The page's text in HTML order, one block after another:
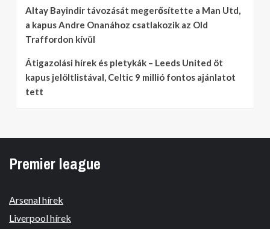
Altay Bayindir távozását megerősítette a Man Utd,
a kapus Andre Onanához csatlakozik az Old
Traffordon kívül
Átigazolási hírek és pletykák – Leeds United öt
kapus jelöltlistával, Celtic 9 millió fontos ajánlatot
tett
Premier league
Arsenal hírek
Liverpool hírek